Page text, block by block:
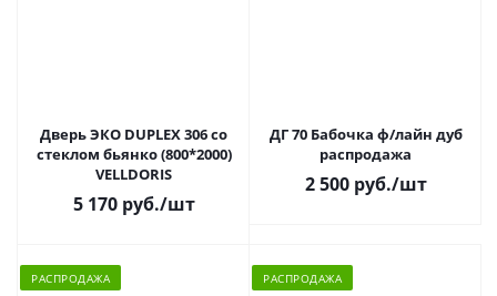
Дверь ЭКО DUPLEX 306 со
стеклом бьянко (800*2000)
VELLDORIS
5 170 руб./шт
ДГ 70 Бабочка ф/лайн дуб
распродажа
2 500 руб./шт
РАСПРОДАЖА РАСПРОДАЖА